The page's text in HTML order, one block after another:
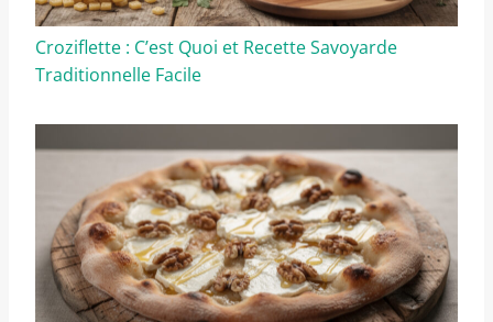
Croziflette : C’est Quoi et Recette Savoyarde
Traditionnelle Facile